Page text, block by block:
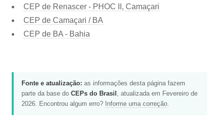
CEP de Renascer - PHOC II, Camaçari
CEP de Camaçari / BA
CEP de BA - Bahia
Fonte e atualização: as informações desta página fazem
parte da base do CEPs do Brasil , atualizada em Fevereiro de
2026. Encontrou algum erro? Informe uma correção.